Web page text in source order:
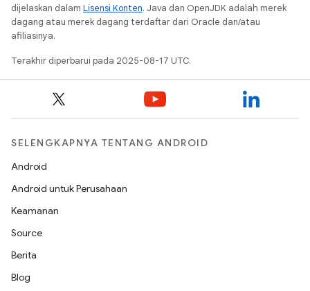
dijelaskan dalam Lisensi Konten. Java dan OpenJDK adalah merek
dagang atau merek dagang terdaftar dari Oracle dan/atau
afiliasinya.
Terakhir diperbarui pada 2025-08-17 UTC.
SELENGKAPNYA TENTANG ANDROID
Android
Android untuk Perusahaan
Keamanan
Source
Berita
Blog